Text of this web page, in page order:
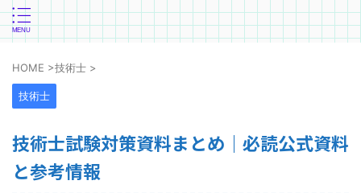
HOME >技術士 >
技術士
技術士試験対策資料まとめ｜必読公式資料
と参考情報